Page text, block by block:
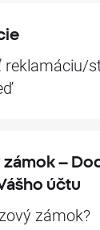
reklamáciu/
–
účtu
zámok?